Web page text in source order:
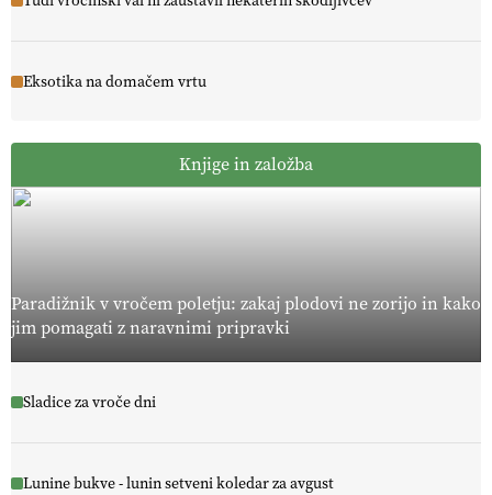
Eksotika na domačem vrtu
Knjige in založba
Paradižnik v vročem poletju: zakaj plodovi ne zorijo in kako
jim pomagati z naravnimi pripravki
Sladice za vroče dni
Lunine bukve - lunin setveni koledar za avgust